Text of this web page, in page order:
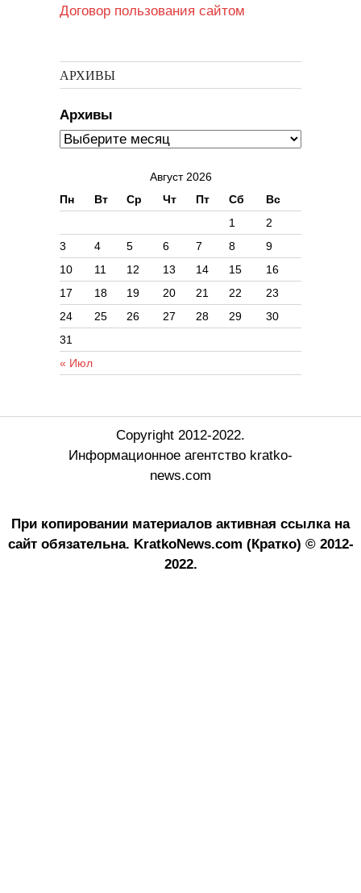
Договор пользования сайтом
АРХИВЫ
Архивы
Август 2026
Пн
Вт Ср Чт Пт Сб Вс
« Июл
1
2
3
4 5 6 7 8
9
10
11 12 13 14 15
16
17
18 19 20 21 22
23
24
25 26 27 28 29
30
31
Copyright 2012-2022.
Информационное агентство kratko-
news.com
При копировании материалов активная ссылка на
сайт обязательна. KratkoNews.com (Кратко) © 2012-
2022.